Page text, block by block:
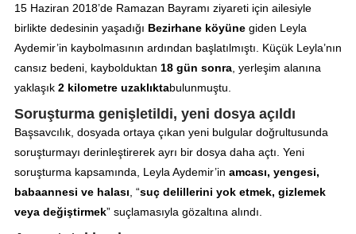
15 Haziran 2018’de Ramazan Bayramı ziyareti için ailesiyle
birlikte dedesinin yaşadığı Bezirhane köyünegiden Leyla
Aydemir’in kaybolmasının ardından başlatılmıştı. Küçük Leyla’nın
cansız bedeni, kaybolduktan 18 gün sonra, yerleşim alanına
yaklaşık 2 kilometre uzaklıktabulunmuştu.
Soruşturma genişletildi, yeni dosya açıldı
Başsavcılık, dosyada ortaya çıkan yeni bulgular doğrultusunda
soruşturmayı derinleştirerek ayrı bir dosya daha açtı. Yeni
soruşturma kapsamında, Leyla Aydemir’in amcası, yengesi,
babaannesi ve halası , “suç delillerini yok etmek, gizlemek
veya değiştirmek” suçlamasıyla gözaltına alındı.